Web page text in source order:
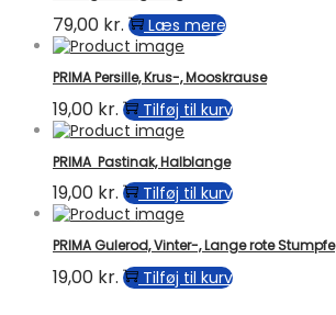
79,00 kr. Læs mere
PRIMA Persille, Krus-, Mooskrause
19,00 kr. Tilføj til kurv
PRIMA Pastinak, Halblange
19,00 kr. Tilføj til kurv
PRIMA Gulerod, Vinter-, Lange rote Stumpfe
19,00 kr. Tilføj til kurv